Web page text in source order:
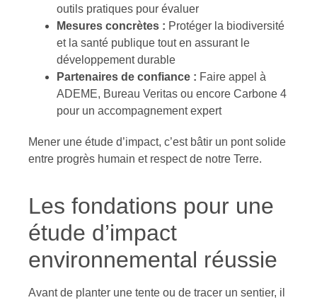
outils pratiques pour évaluer
Mesures concrètes : Protéger la biodiversité
et la santé publique tout en assurant le
développement durable
Partenaires de confiance : Faire appel à
ADEME, Bureau Veritas ou encore Carbone 4
pour un accompagnement expert
Mener une étude d’impact, c’est bâtir un pont solide
entre progrès humain et respect de notre Terre.
Les fondations pour une
étude d’impact
environnemental réussie
Avant de planter une tente ou de tracer un sentier, il